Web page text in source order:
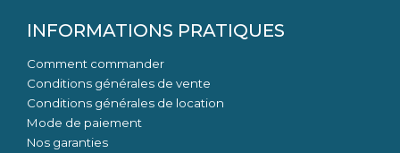
INFORMATIONS PRATIQUES
Comment commander
Conditions générales de vente
Conditions générales de location
Mode de paiement
Nos garanties